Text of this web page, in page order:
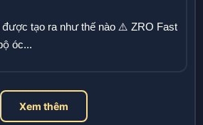
tạo ra như thế nào ⚠️ ZRO Fast
óc...
Xem thêm